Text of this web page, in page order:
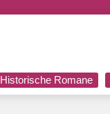
Historische Romane